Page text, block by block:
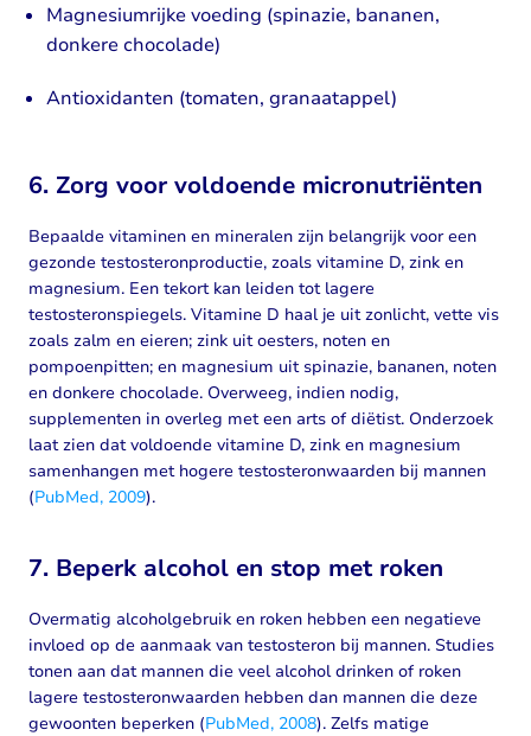
Magnesiumrijke voeding (spinazie, bananen,
donkere chocolade)
Antioxidanten (tomaten, granaatappel)
6. Zorg voor voldoende micronutriënten
Bepaalde vitaminen en mineralen zijn belangrijk voor een
gezonde testosteronproductie, zoals vitamine D, zink en
magnesium. Een tekort kan leiden tot lagere
testosteronspiegels. Vitamine D haal je uit zonlicht, vette vis
zoals zalm en eieren; zink uit oesters, noten en
pompoenpitten; en magnesium uit spinazie, bananen, noten
en donkere chocolade. Overweeg, indien nodig,
supplementen in overleg met een arts of diëtist. Onderzoek
laat zien dat voldoende vitamine D, zink en magnesium
samenhangen met hogere testosteronwaarden bij mannen
(PubMed, 2009).
7. Beperk alcohol en stop met roken
Overmatig alcoholgebruik en roken hebben een negatieve
invloed op de aanmaak van testosteron bij mannen. Studies
tonen aan dat mannen die veel alcohol drinken of roken
lagere testosteronwaarden hebben dan mannen die deze
gewoonten beperken (PubMed, 2008). Zelfs matige